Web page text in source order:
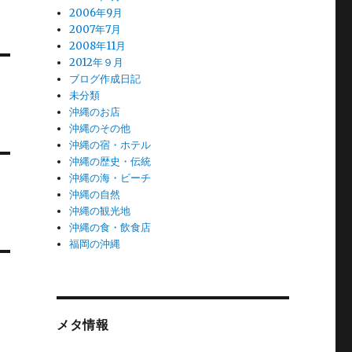
2006年9月
2007年7月
2008年11月
2012年９月
ブログ作成日記
未分類
沖縄のお店
沖縄のその他
沖縄の宿・ホテル
沖縄の歴史・伝統
沖縄の海・ビーチ
沖縄の自然
沖縄の観光地
沖縄の食・飲食店
福岡の沖縄
メタ情報